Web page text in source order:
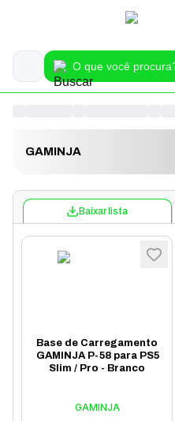
GAMINJA
Baixar lista
Base de Carregamento
GAMINJA P-58 para PS5
Slim / Pro - Branco
GAMINJA